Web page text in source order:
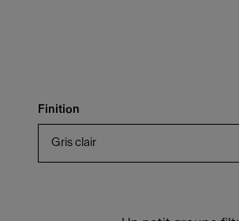
Finition
Gris clair